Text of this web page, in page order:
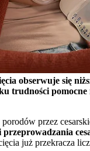
obserwuje się
trudności
przez
już przekracza